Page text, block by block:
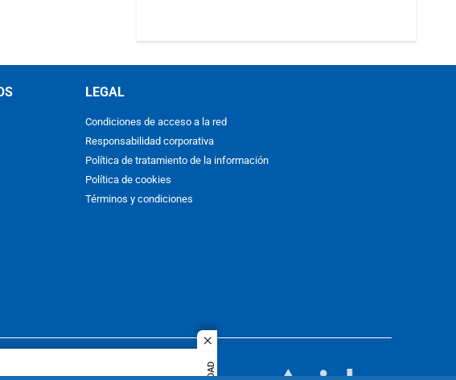
close
LEGAL
Condiciones de acceso a la red
Responsabilidad corporativa
Política de tratamiento de la información
Política de cookies
Términos y condiciones
a cualquier idioma